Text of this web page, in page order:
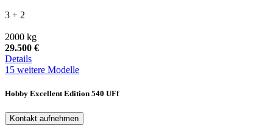
3 + 2
2000 kg
29.500 €
Details
15 weitere Modelle
Hobby Excellent Edition 540 UFf
Kontakt aufnehmen